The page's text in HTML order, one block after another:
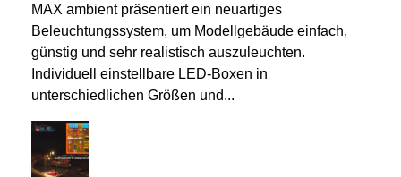
MAX ambient präsentiert ein neuartiges
Beleuchtungssystem, um Modellgebäude einfach,
günstig und sehr realistisch auszuleuchten.
Individuell einstellbare LED-Boxen in
unterschiedlichen Größen und...